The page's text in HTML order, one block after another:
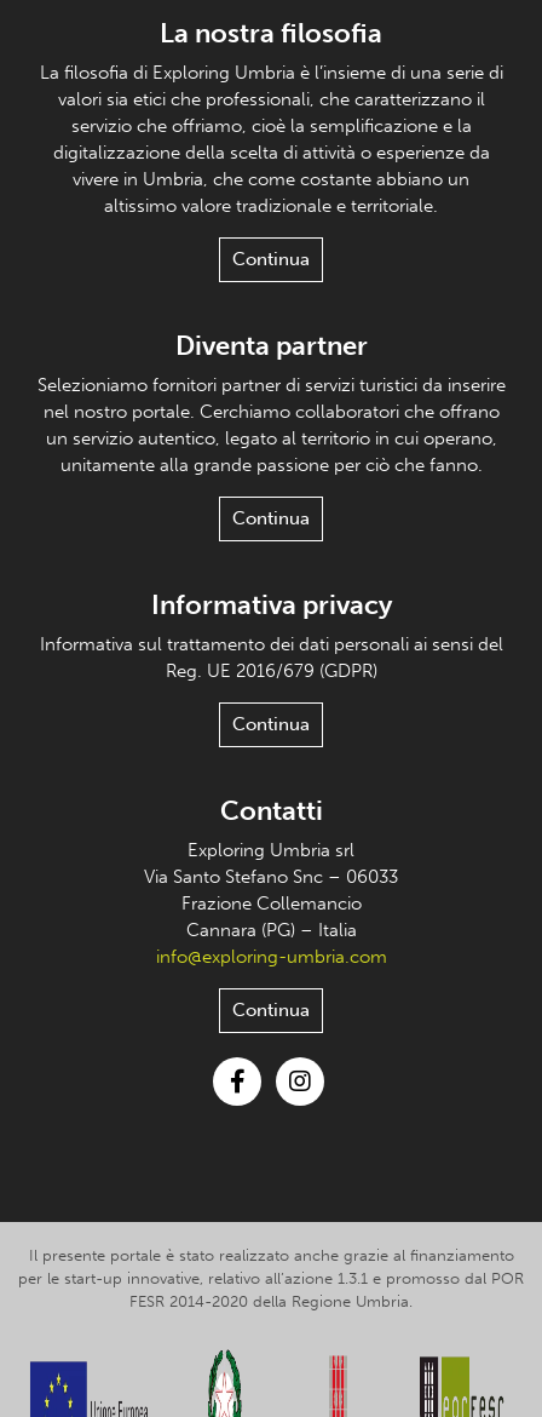
La nostra filosofia
La filosofia di Exploring Umbria è l’insieme di una serie di
valori sia etici che professionali, che caratterizzano il
servizio che offriamo, cioè la semplificazione e la
digitalizzazione della scelta di attività o esperienze da
vivere in Umbria, che come costante abbiano un
altissimo valore tradizionale e territoriale.
Continua
Diventa partner
Selezioniamo fornitori partner di servizi turistici da inserire
nel nostro portale. Cerchiamo collaboratori che offrano
un servizio autentico, legato al territorio in cui operano,
unitamente alla grande passione per ciò che fanno.
Continua
Informativa privacy
Informativa sul trattamento dei dati personali ai sensi del
Reg. UE 2016/679 (GDPR)
Continua
Contatti
Exploring Umbria srl
Via Santo Stefano Snc – 06033
Frazione Collemancio
Cannara (PG) – Italia
info@exploring-umbria.com
Continua
Il presente portale è stato realizzato anche grazie al finanziamento
per le start-up innovative, relativo all’azione 1.3.1 e promosso dal POR
FESR 2014-2020 della Regione Umbria.